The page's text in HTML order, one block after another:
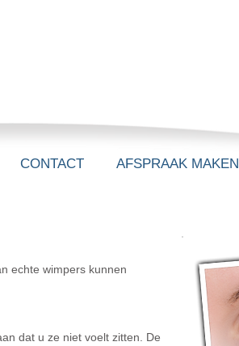
CONTACT AFSPRAAK MAKEN
echte wimpers kunnen
dat u ze niet voelt zitten. De